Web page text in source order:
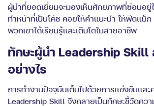
ผู้นำที่ยอดเยี่ยมจะมองเห็นศักยภาพที่ซ่อนอ
ทำหน้าที่เป็นโค้ช คอยให้คำแนะนำ ให้ฟีดแบ็
พวกเขาได้เรียนรู้และเติบโตในสายอาชีพ
ทักษะผู้นำ Leadership
อย่างไร
การทำงานปัจจุบันเต็มไปด้วยการแข่งขันแล
Leadership Skill จึงกลายเป็นทักษะชี้วัดคว